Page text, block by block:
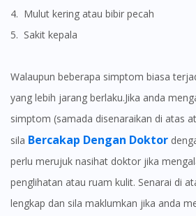
4. Mulut kering atau bibir pecah
5. Sakit kepala
Walaupun beberapa simptom biasa terjadi, terdapat simptom
yang lebih jarang berlaku.Jika anda
simptom (samada disenaraikan di atas
sila Bercakap Dengan Doktor
perlu merujuk nasihat doktor jika
penglihatan atau ruam kulit. Senarai di
lengkap dan sila maklumkan jika anda